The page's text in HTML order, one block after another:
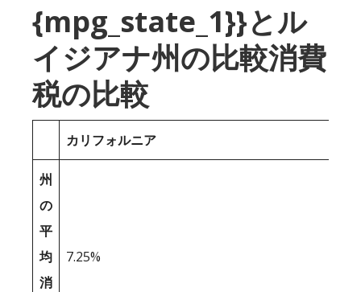
{mpg_state_1}}とル
イジアナ州の比較消費
税の比較
カリフォルニア
州
の
平
均
消
7.25%